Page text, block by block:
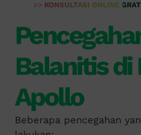
>> KONSULTASI ONLINE
Balanitis di
Apollo
Beberapa pencegahan